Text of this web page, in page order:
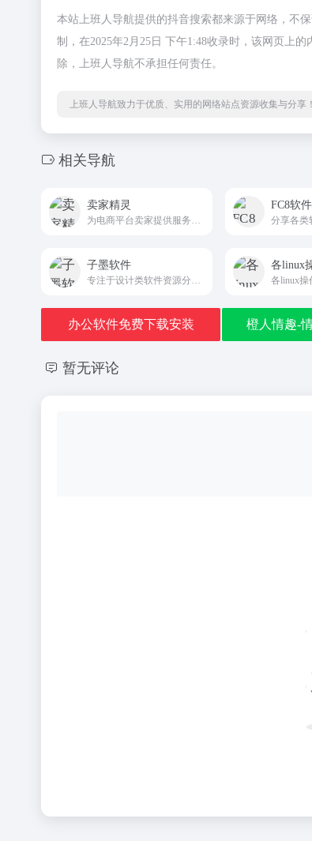
本站上班人导航提供的抖音搜索都来源于网络，不
制，在2025年2月25日 下午1:48收录时，该网页上
除，上班人导航不承担任何责任。
上班人导航致力于优质、实用的网络站点资源收集与分享！
相关导航
卖家精灵 FC8软
分享各类
子墨软件
各linux操
办公软件免费下载安装 橙人情趣-
暂无评论